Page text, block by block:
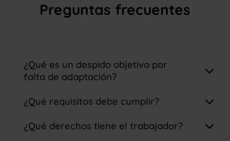
Preguntas frecuentes
¿Qué es un despido objetivo por
falta de adaptación?
¿Qué requisitos debe cumplir?
modificaciones
¿Qué derechos tiene el trabajador?